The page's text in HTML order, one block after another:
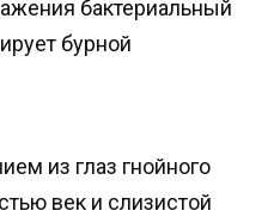
бактериальный
бурной
из глаз гнойного
век и слизистой